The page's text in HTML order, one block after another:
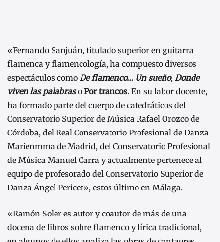
«Fernando Sanjuán, titulado superior en guitarra
flamenca y flamencología, ha compuesto diversos
espectáculos como De flamenco… Un sueño, Donde
viven las palabraso Por trancos. En su labor docente,
ha formado parte del cuerpo de catedráticos del
Conservatorio Superior de Música Rafael Orozco de
Córdoba, del Real Conservatorio Profesional de Danza
Marienmma de Madrid, del Conservatorio Profesional
de Música Manuel Carra y actualmente pertenece al
equipo de profesorado del Conservatorio Superior de
Danza Ángel Pericet», estos último en Málaga.
«Ramón Soler es autor y coautor de más de una
docena de libros sobre flamenco y lírica tradicional,